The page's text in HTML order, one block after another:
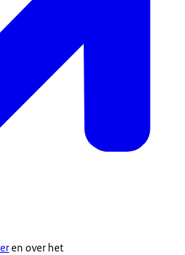
en over het